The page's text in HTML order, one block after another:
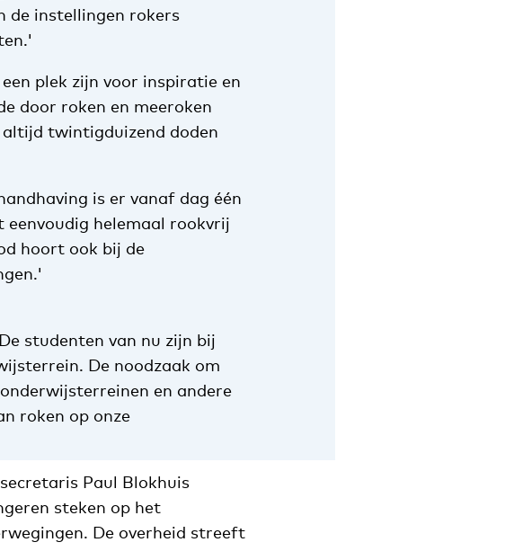
de instellingen rokers
plek zijn voor inspiratie en
door roken en meeroken
twintigduizend doden
is er vanaf dag één
helemaal rookvrij
hoort ook bij de
studenten van nu zijn bij
De noodzaak om
en andere
roken op onze
Paul Blokhuis
steken op het
De overheid streeft